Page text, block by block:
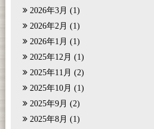
2026年3月 (1)
2026年2月 (1)
2026年1月 (1)
2025年12月 (1)
2025年11月 (2)
2025年10月 (1)
2025年9月 (2)
2025年8月 (1)